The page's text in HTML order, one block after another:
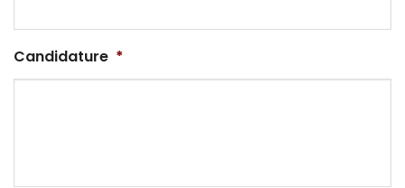
Candidature *